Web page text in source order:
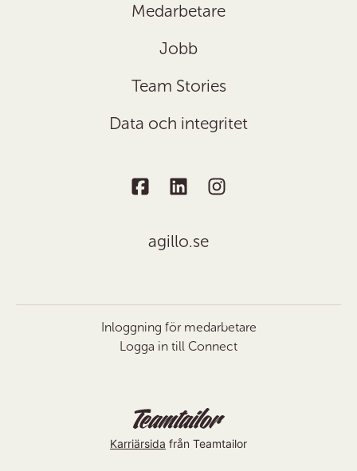
Medarbetare
Jobb
Team Stories
Data och integritet
agillo.se
Inloggning för medarbetare
Logga in till Connect
Karriärsida från Teamtailor